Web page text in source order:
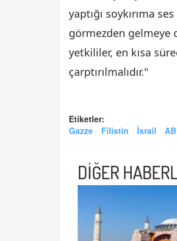
yaptığı soykırıma
görmezden gelmeye
yetkililer, en kısa
çarptırılmalıdır."
Etiketler:
Gazze
Filistin İsrail
DİĞER